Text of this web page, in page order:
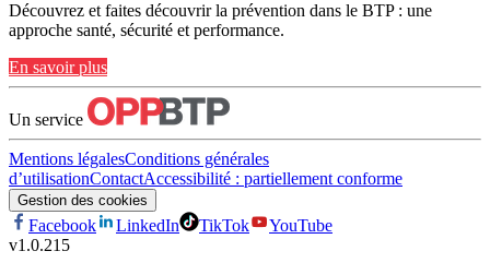
Découvrez et faites découvrir la prévention dans le BTP : une
approche santé, sécurité et performance.
En savoir plus
Un service
Mentions légalesConditions générales
d’utilisationContactAccessibilité : partiellement conforme
Gestion des cookies
Facebook LinkedIn TikTok
YouTube
v1.0.215